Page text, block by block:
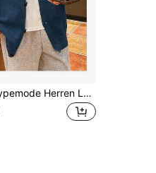
Manfinity Hypemode Herren Lässig Vielseitig Einfarbig Strickjacke, Herbst/Winter